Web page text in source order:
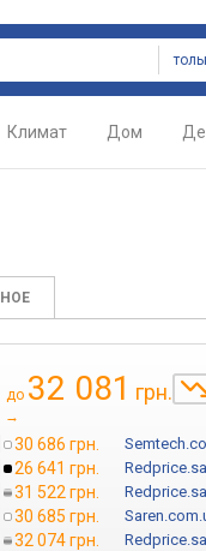
Климат Дом
до 32 081 грн.
→
30 686 грн.
26 641 грн.
31 522 грн.
30 685 грн.
32 074 грн.